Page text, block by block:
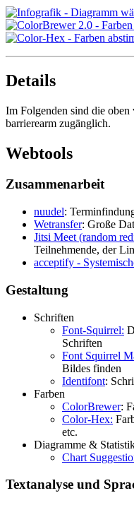
Details
Im Folgenden sind die
barrierearm zugänglich.
Webtools
Zusammenarbeit
nuudel:
Wetransfer: Große
Jitsi Meet (random
Teilnehmende, der
acceptify -
Gestaltung
Schriften
Font-Squirrel:
Schriften
Font Squirrel
Bildes finden
Identifont:
Farben
ColorBrewer:
Color-Hex:
etc.
Diagramme &
Chart
Textanalyse und